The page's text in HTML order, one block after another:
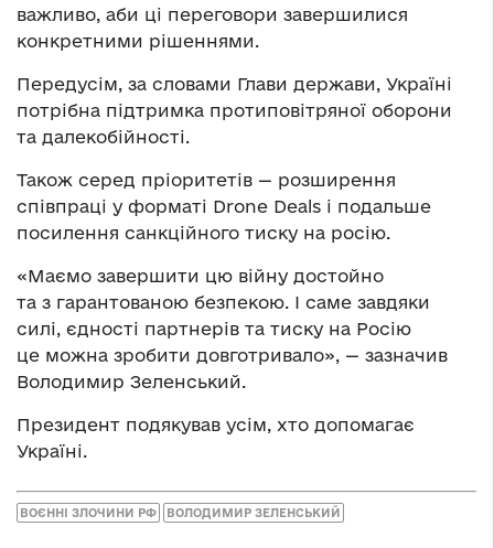
важливо, аби ці переговори завершилися
конкретними рішеннями.
Передусім, за словами Глави держави, Україні
потрібна підтримка протиповітряної оборони
та далекобійності.
Також серед пріоритетів — розширення
співпраці у форматі Drone Deals і подальше
посилення санкційного тиску на росію.
«Маємо завершити цю війну достойно
та з гарантованою безпекою. І саме завдяки
силі, єдності партнерів та тиску на Росію
це можна зробити довготривало», — зазначив
Володимир Зеленський.
Президент подякував усім, хто допомагає
Україні.
ВОЄННІ ЗЛОЧИНИ РФ ВОЛОДИМИР ЗЕЛЕНСЬКИЙ